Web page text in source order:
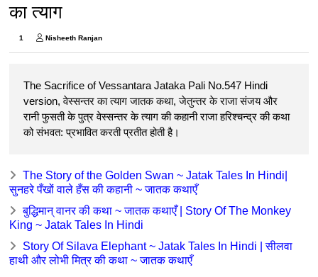
का त्याग
1 Nisheeth Ranjan
The Sacrifice of Vessantara Jataka Pali No.547 Hindi
version, वेस्सन्तर का त्याग जातक कथा, जेतुन्तर के राजा संजय और
रानी फुसती के पुत्र वेस्सन्तर के त्याग की कहानी राजा हरिश्चन्द्र की कथा
को संभवत: प्रभावित करती प्रतीत होती है।
The Story of the Golden Swan ~ Jatak Tales In Hindi|
सुनहरे पँखों वाले हँस की कहानी ~ जातक कथाएँ
बुद्धिमान् वानर की कथा ~ जातक कथाएँ | Story Of The Monkey
King ~ Jatak Tales In Hindi
Story Of Silava Elephant ~ Jatak Tales In Hindi | सीलवा
हाथी और लोभी मित्र की कथा ~ जातक कथाएँ